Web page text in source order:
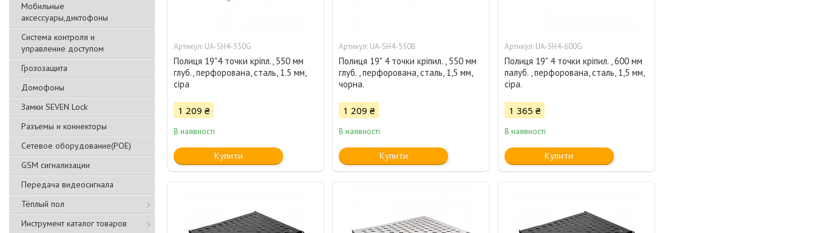
Мобильные
аксессуары,диктофоны
Система контроля и
управление доступом
Грозозащита
Домофоны
Замки SEVEN Lock
Разъемы и коннекторы
Сетевое оборудование(POE)
GSM сигнализации
Передача видеосигнала
Тёплый пол
Инструмент каталог товаров
UA-SH4-550G
Полиця 19"4 точки кріпл., 550 мм
глуб., перфорована, сталь, 1.5 мм,
сіра
1 209 ₴
В наявності
Купити
UA-SH4-550B
Полиця 19" 4 точки кріпил. , 550 мм
глуб. , перфорована, сталь, 1,5 мм,
чорна.
1 209 ₴
В наявності
Купити
UA-SH4-600G
Полиця 19" 4 точки кріпил. , 600 мм
палуб. , перфорована, сталь, 1,5 мм,
сіра.
1 365 ₴
В наявності
Купити